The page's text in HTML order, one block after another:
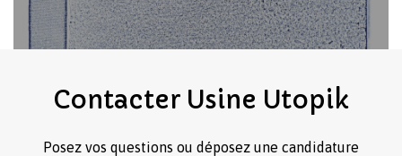
Contacter Usine Utopik
Posez vos questions ou déposez une candidature